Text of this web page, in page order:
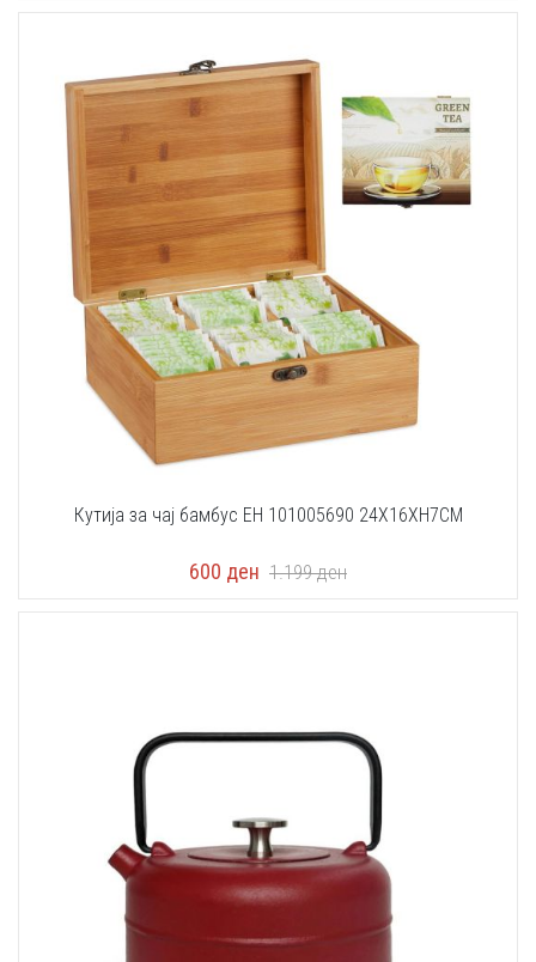
Кутија за чај бамбус EH 101005690 24X16XH7CM
600 ден 1.199ден